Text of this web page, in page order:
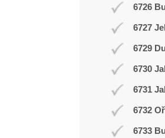
6726
6727
6729
6730
6731
6732
6733